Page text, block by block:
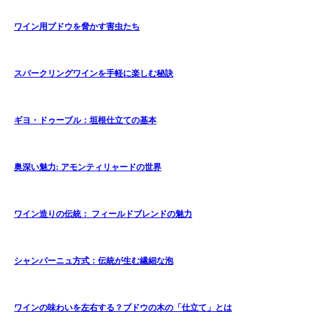
ワイン用ブドウを脅かす害虫たち
スパークリングワインを手軽に楽しむ秘訣
ギヨ・ドゥーブル：垣根仕立ての基本
奥深い魅力: アモンティリャードの世界
ワイン造りの伝統： フィールドブレンドの魅力
シャンパーニュ方式：伝統が生む繊細な泡
ワインの味わいを左右する？ブドウの木の「仕立て」とは